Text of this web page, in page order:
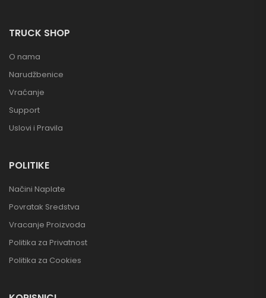
TRUCK SHOP
O nama
Narudžbenice
Vraćanje
Support
Uslovi i Pravila
POLITIKE
Načini Naplate
Povratak Sredstva
Vracanje Proizvoda
Politika za Privatnost
Politika za Cookies